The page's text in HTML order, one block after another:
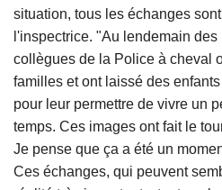
situation, tous les échanges
l'inspectrice. "Au lendemain
collègues de la Police à cheval
familles et ont laissé des
pour leur permettre de vivre un
temps. Ces images ont fait le
Je pense que ça a été un
Ces échanges, qui peuvent